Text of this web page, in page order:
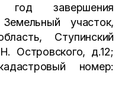
год завершения
участок,
Ступинский
Островского, д.12;
номер: